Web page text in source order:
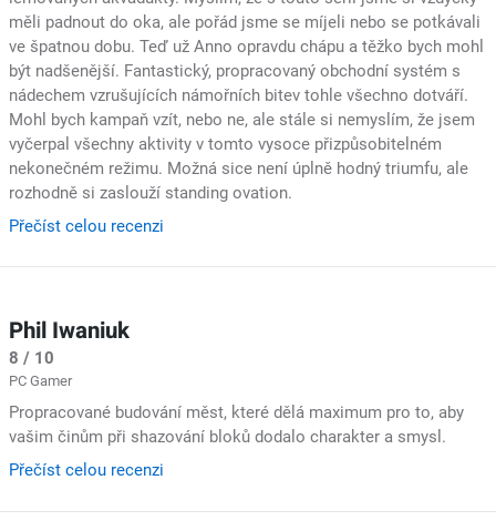
měli padnout do oka, ale pořád jsme se míjeli nebo se potkávali
ve špatnou dobu. Teď už Anno opravdu chápu a těžko bych mohl
být nadšenější. Fantastický, propracovaný obchodní systém s
nádechem vzrušujících námořních bitev tohle všechno dotváří.
Mohl bych kampaň vzít, nebo ne, ale stále si nemyslím, že jsem
vyčerpal všechny aktivity v tomto vysoce přizpůsobitelném
nekonečném režimu. Možná sice není úplně hodný triumfu, ale
rozhodně si zaslouží standing ovation.
Přečíst celou recenzi
Phil Iwaniuk
8 / 10
PC Gamer
Propracované budování měst, které dělá maximum pro to, aby
vašim činům při shazování bloků dodalo charakter a smysl.
Přečíst celou recenzi